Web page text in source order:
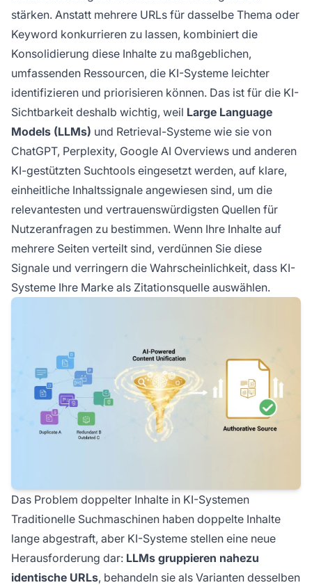
erhöht die Wahrscheinlichkeit, dass KI-Systeme
Ihre Marke als vertrauenswürdige Quelle für
stärken. Anstatt mehrere URLs für dasselbe Thema oder
Keyword konkurrieren zu lassen, kombiniert die
Konsolidierung diese Inhalte zu maßgeblichen,
umfassenden Ressourcen, die KI-Systeme leichter
identifizieren und priorisieren können. Das ist für die KI-
Sichtbarkeit deshalb wichtig, weil Large Language
Models (LLMs) und Retrieval-Systeme wie sie von
ChatGPT, Perplexity, Google AI Overviews und anderen
KI-gestützten Suchtools eingesetzt werden, auf klare,
einheitliche Inhaltssignale angewiesen sind, um die
relevantesten und vertrauenswürdigsten Quellen für
Nutzeranfragen zu bestimmen. Wenn Ihre Inhalte auf
mehrere Seiten verteilt sind, verdünnen Sie diese
Signale und verringern die Wahrscheinlichkeit, dass KI-
Systeme Ihre Marke als Zitationsquelle auswählen.
Das Problem doppelter Inhalte in KI-Systemen
Traditionelle Suchmaschinen haben doppelte Inhalte
lange abgestraft, aber KI-Systeme stellen eine neue
Herausforderung dar: LLMs gruppieren nahezu
identische URLs, behandeln sie als Varianten desselben